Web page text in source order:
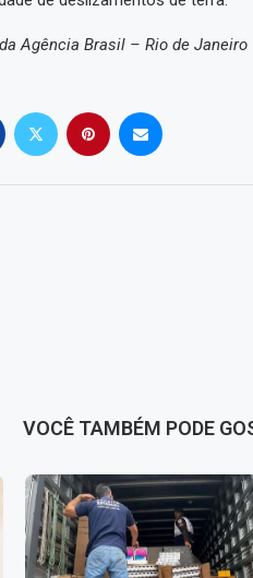
Agência Brasil – Rio de Janeiro
VOCÊ TAMBÉM PODE